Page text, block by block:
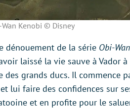
Kenobi © Disney
dénouement de la série Obi-
laissé la vie sauve à Vador à
grands ducs. Il commence
lui faire des confidences sur
et en profite pour le